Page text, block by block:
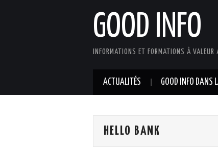
GOOD INFO
INFORMATIONS ET FORMATIONS À
ACTUALITÉS GOOD INFO DANS
HELLO BANK